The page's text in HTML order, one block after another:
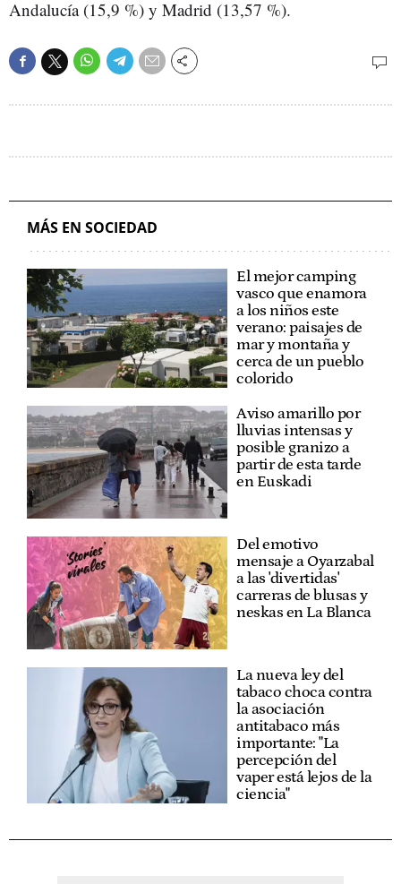
Andalucía (15,9 %) y Madrid (13,57 %).
MÁS EN SOCIEDAD
El mejor camping
vasco que enamora
a los niños este
verano: paisajes de
mar y montaña y
cerca de un pueblo
colorido
Aviso amarillo por
lluvias intensas y
posible granizo a
partir de esta tarde
en Euskadi
Del emotivo
mensaje a Oyarzabal
a las 'divertidas'
carreras de blusas y
neskas en La Blanca
La nueva ley del
tabaco choca contra
la asociación
antitabaco más
importante: "La
percepción del
vaper está lejos de la
ciencia"